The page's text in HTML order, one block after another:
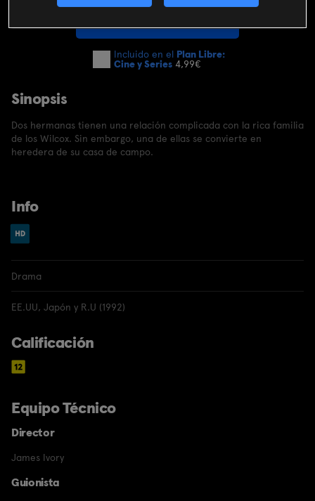
Incluido en el Plan Libre:
Cine y Series 4,99€
Sinopsis
Dos hermanas tienen una relación complicada con la rica familia
de los Wilcox. Sin embargo, una de ellas se convierte en
heredera de su casa de campo.
Info
Drama
EE.UU, Japón y R.U (1992)
Calificación
Equipo Técnico
Director
James Ivory
Guionista